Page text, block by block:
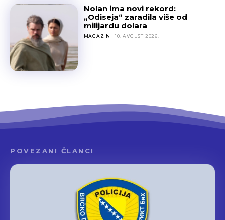
Nolan ima novi rekord:
„Odiseja“ zaradila više od
milijardu dolara
MAGAZIN 10. AVGUST 2026.
POVEZANI ČLANCI